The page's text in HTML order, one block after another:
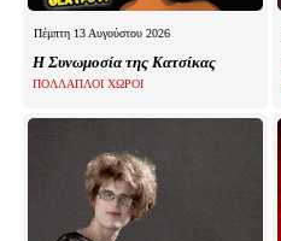
Πέμπτη 13 Αυγούστου 2026
Η Συνωμοσία της Κατσίκας
ΠΟΛΛΑΠΛΟΙ ΧΩΡΟΙ